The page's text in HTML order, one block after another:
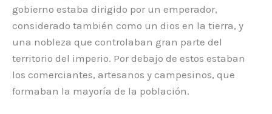
gobierno estaba dirigido por un emperador,
considerado también como un dios en la tierra, y
una nobleza que controlaban gran parte del
territorio del imperio. Por debajo de estos estaban
los comerciantes, artesanos y campesinos, que
formaban la mayoría de la población.